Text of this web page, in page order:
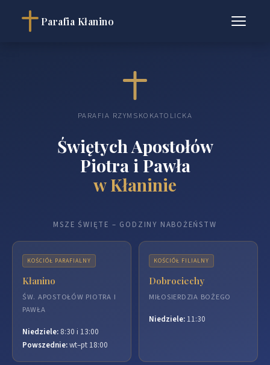
Parafia Kłanino
PARAFIA RZYMSKOKATOLICKA
Świętych Apostołów
Piotra i Pawła
w Kłaninie
MSZE ŚWIĘTE – GODZINY NABOŻEŃSTW
KOŚCIÓŁ PARAFIALNY
Kłanino
ŚW. APOSTOŁÓW PIOTRA I
PAWŁA
Niedziele: 8:30 i 13:00
Powszednie:wt–pt 18:00
KOŚCIÓŁ FILIALNY
Dobrociechy
MIŁOSIERDZIA BOŻEGO
Niedziele: 11:30